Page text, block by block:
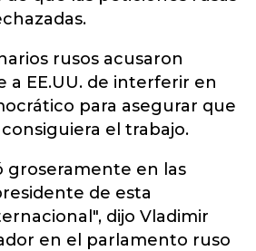
rusos acusaron
EE.UU. de interferir en
para asegurar que
el trabajo.
groseramente en las
de esta
dijo Vladimir
en el parlamento ruso